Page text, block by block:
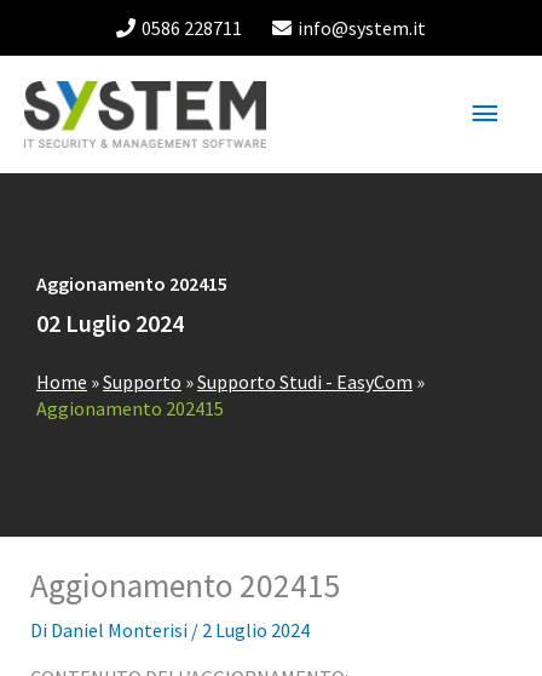
0586 228711 info@system.it
Aggionamento 202415
02 Luglio 2024
Home »Supporto »Supporto Studi - EasyCom »
Aggionamento 202415
Aggionamento 202415
Di Daniel Monterisi / 2 Luglio 2024